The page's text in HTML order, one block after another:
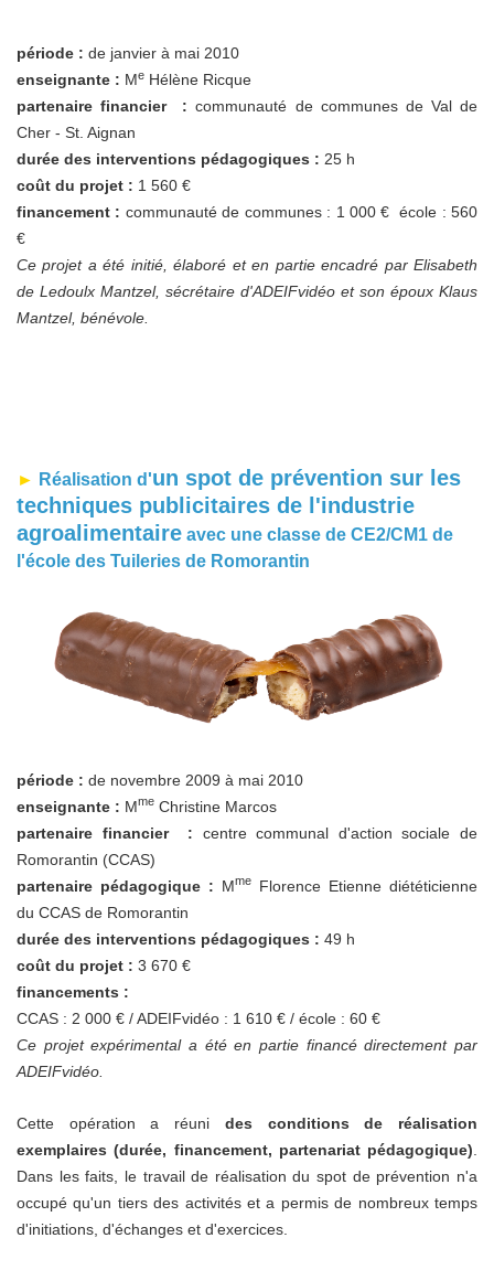
période : de janvier à mai 2010
enseignante : Me Hélène Ricque
partenaire financier : communauté de communes de Val de
Cher - St. Aignan
durée des interventions pédagogiques : 25 h
coût du projet : 1 560 €
financement : communauté de communes : 1 000 € école : 560
€
Ce projet a été initié, élaboré et en partie encadré par Elisabeth
de Ledoulx Mantzel, sécrétaire d'ADEIFvidéo et son époux Klaus
Mantzel, bénévole.
► Réalisation d'un spot de prévention sur les
techniques publicitaires de l'industrie
agroalimentaire avec une classe de CE2/CM1 de
l'école des Tuileries de Romorantin
période : de novembre 2009 à mai 2010
enseignante : Mme Christine Marcos
partenaire financier : centre communal d'action sociale de
Romorantin (CCAS)
partenaire pédagogique : Mme
Florence Etienne diététicienne
du CCAS de Romorantin
durée des interventions pédagogiques : 49 h
coût du projet : 3 670 €
financements :
CCAS : 2 000 € / ADEIFvidéo : 1 610 € / école : 60 €
Ce projet expérimental a été en partie financé directement par
ADEIFvidéo.
Cette opération a réuni des conditions de réalisation
exemplaires (durée, financement, partenariat pédagogique)
Dans les faits, le travail de réalisation du spot de prévention n'a
occupé qu'un tiers des activités et a permis de nombreux temps
d'initiations, d'échanges et d'exercices.